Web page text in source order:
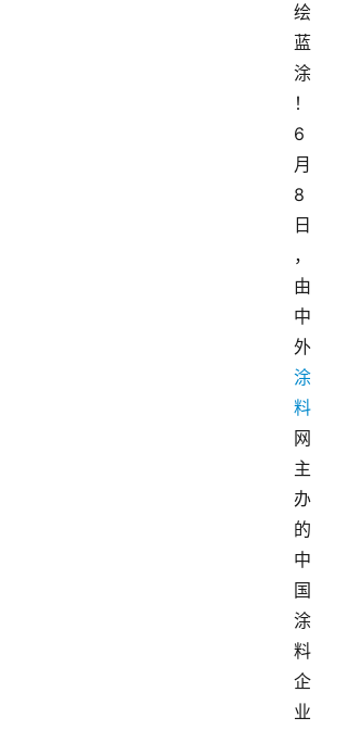
绘
蓝
涂
！
6
月
8
日
，
由
中
外
涂
料
网
主
办
的
中
国
涂
料
企
业